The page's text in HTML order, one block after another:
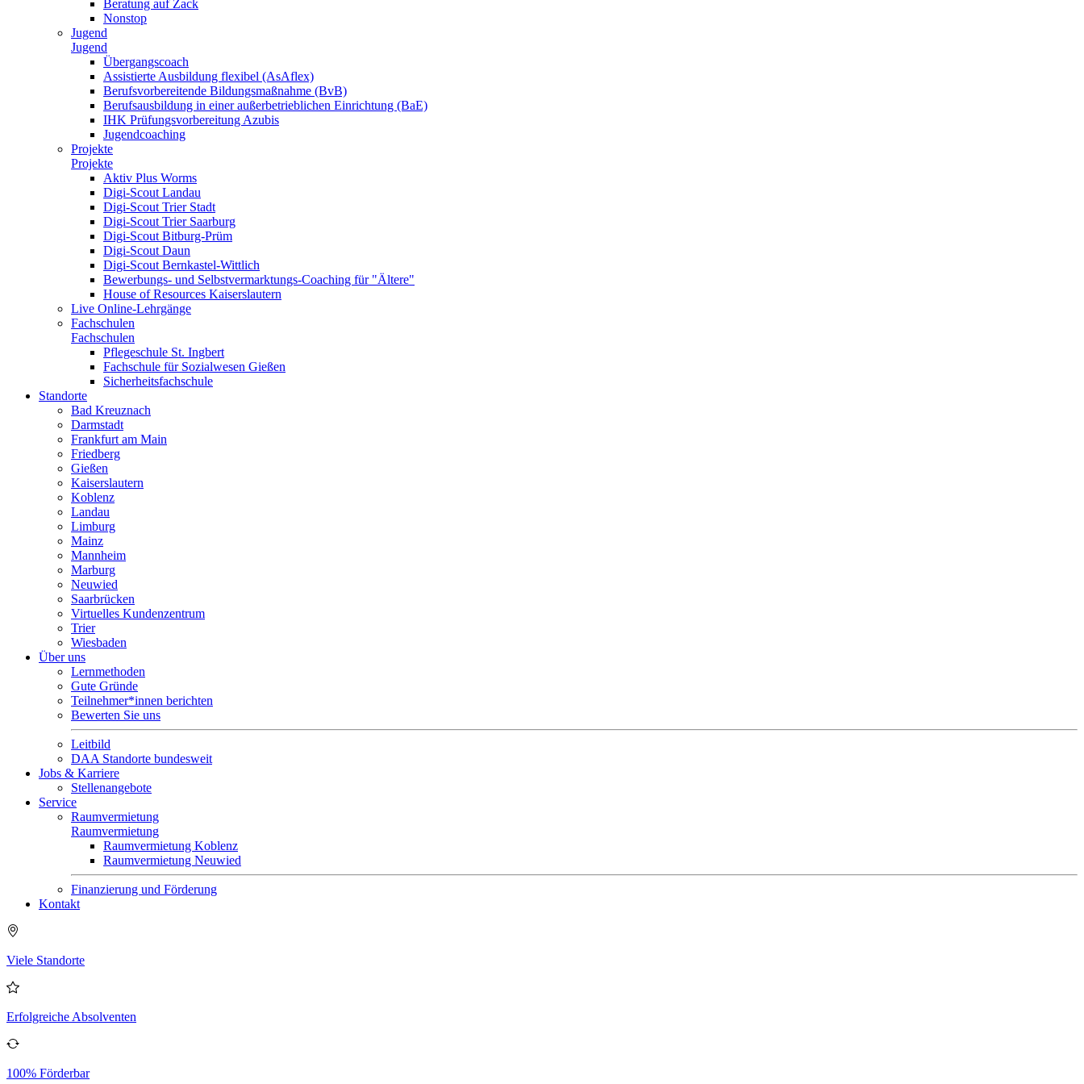
Beratung auf Zack
Nonstop
Jugend
Jugend
Übergangscoach
Assistierte Ausbildung flexibel (AsAflex)
Berufsvorbereitende Bildungsmaßnahme (BvB)
Berufsausbildung in einer außerbetrieblichen Einrichtung (BaE)
IHK Prüfungsvorbereitung Azubis
Jugendcoaching
Projekte
Projekte
Aktiv Plus Worms
Digi-Scout Landau
Digi-Scout Trier Stadt
Digi-Scout Trier Saarburg
Digi-Scout Bitburg-Prüm
Digi-Scout Daun
Digi-Scout Bernkastel-Wittlich
Bewerbungs- und Selbstvermarktungs-Coaching für "Ältere"
House of Resources Kaiserslautern
Live Online-Lehrgänge
Fachschulen
Fachschulen
Pflegeschule St. Ingbert
Fachschule für Sozialwesen Gießen
Sicherheitsfachschule
Standorte
Bad Kreuznach
Darmstadt
Frankfurt am Main
Friedberg
Gießen
Kaiserslautern
Koblenz
Landau
Limburg
Mainz
Mannheim
Marburg
Neuwied
Saarbrücken
Virtuelles Kundenzentrum
Trier
Wiesbaden
Über uns
Lernmethoden
Gute Gründe
Teilnehmer*innen berichten
Bewerten Sie uns
Leitbild
DAA Standorte bundesweit
Jobs & Karriere
Stellenangebote
Service
Raumvermietung
Raumvermietung
Raumvermietung Koblenz
Raumvermietung Neuwied
Finanzierung und Förderung
Kontakt
Viele Standorte
Erfolgreiche Absolventen
100% Förderbar